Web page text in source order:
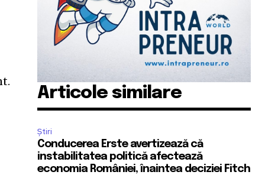
Articole similare
Știri
Conducerea Erste avertizează că
instabilitatea politică afectează
economia României, înaintea deciziei Fitch